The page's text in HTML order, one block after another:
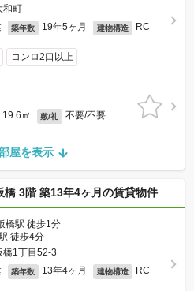
和町
築年数 19年5ヶ月 建物構造 RC
コンロ2口以上
19.6㎡ 敷/礼 不要/不要
屋を表示
橋 3階 築13年4ヶ月の賃貸物件
橋駅 徒歩1分
徒歩4分
橋1丁目52-3
築年数 13年4ヶ月 建物構造 RC